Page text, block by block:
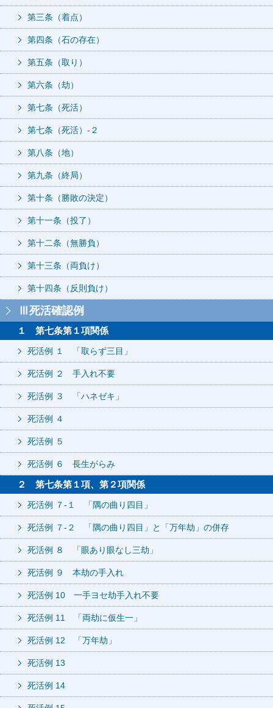
第三条（着点）
第四条（石の存在）
第五条（取り）
第六条（劫）
第七条（死活）
第七条（死活）-２
第八条（地）
第九条（終局）
第十条（勝敗の決定）
第十一条（投了）
第十二条（無勝負）
第十三条（両負け）
第十四条（反則負け）
Ⅲ死活確認例
１ 第七条第１項関係
死活例 １ 「取らず三目」
死活例 ２ 手入れ不要
死活例 ３ 「ハネゼキ」
死活例 ４
死活例 ５
死活例 ６ 長生がらみ
２ 第七条第１項、第２項関係
死活例 ７-１ 「隅の曲り四目」
死活例 ７-２ 「隅の曲り四目」と「万年劫」の併存
死活例 ８ 「眼あり眼なし三劫」
死活例 ９ 本劫の手入れ
死活例 10 一手ヨセ劫手入れ不要
死活例 11 「両劫に仮生一」
死活例 12 「万年劫」
死活例 13
死活例 14